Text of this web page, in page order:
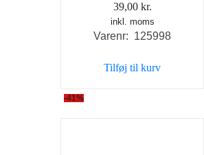
39,00 kr.
inkl. moms
Varenr: 125998
Tilføj til kurv
-41%